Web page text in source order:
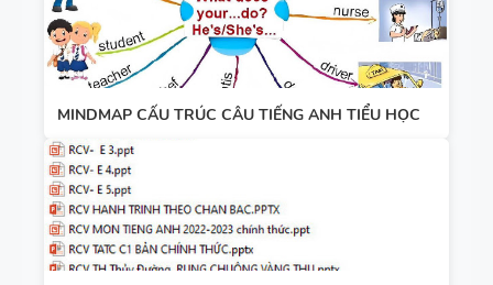
MINDMAP CẤU TRÚC CÂU TIẾNG ANH TIỂU HỌC